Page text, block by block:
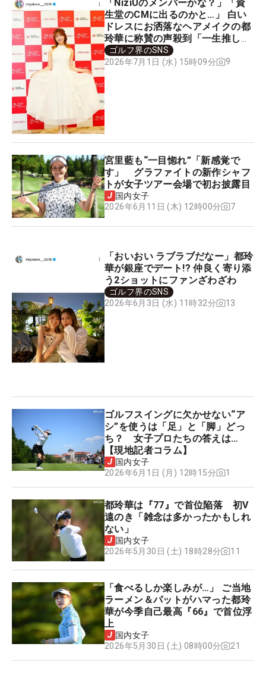
「NiziUのメンバーかな？」「資
生堂のCMに出るのかと…」 白い
ドレスにお洒落なヘアメイクの都
玲華に称賛の声殺到「一生推しま
す！」
ゴルフ界のSNS
2026年7月1日 (水) 15時09分
9
宮里藍も“一目惚れ”「新感覚で
す」 グラファイトの新作シャフ
トが女子ツアー会場で初お披露目
国内女子
2026年6月11日 (木) 12時00分
7
「おいおい ラブラブだなー」都玲
華が銀座でデート!? 仲良く寄り添
う2ショットにファンざわざわ
ゴルフ界のSNS
2026年6月3日 (水) 11時32分
13
ゴルフスイングに欠かせない“ア
シ”を使うは「足」と「脚」どっ
ち？ 女子プロたちの答えは…
【現地記者コラム】
国内女子
2026年6月1日 (月) 12時15分
1
都玲華は『77』で首位陥落 初V
遠のき「雑念は多かったかもしれ
ない」
国内女子
2026年5月30日 (土) 18時28分
11
「食べるしか楽しみが…」 ご当地
ラーメン＆パットがハマった都玲
華が今季自己最高『66』で首位浮
上
国内女子
2026年5月30日 (土) 08時00分
21